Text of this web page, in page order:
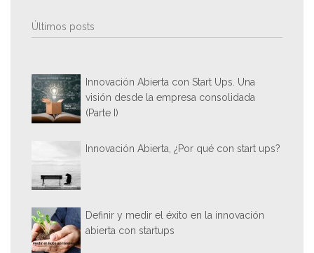
Últimos posts
Innovación Abierta con Start Ups. Una
visión desde la empresa consolidada
(Parte I)
Innovación Abierta, ¿Por qué con start ups?
Definir y medir el éxito en la innovación
abierta con startups